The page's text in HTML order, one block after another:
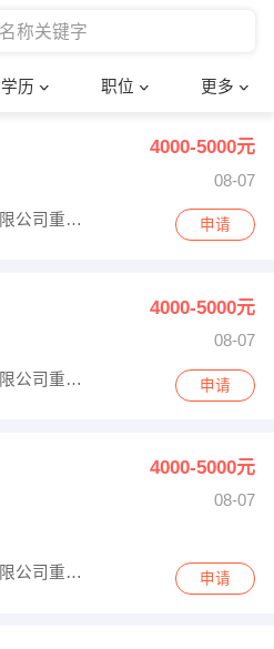
学历 职位 更多
护士
保健按摩
部门经理
确定
4000-5000元
08-07
浙江恒大网络工程有限公司重庆分公司 申请
4000-5000元
08-07
浙江恒大网络工程有限公司重庆分公司 申请
4000-5000元
08-07
浙江恒大网络工程有限公司重庆分公司 申请